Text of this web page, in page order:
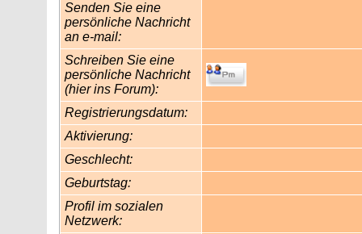
Senden Sie eine
persönliche Nachricht
an e-mail:
Schreiben Sie eine
persönliche Nachricht
(hier ins Forum):
Registrierungsdatum:
Aktivierung:
Geschlecht:
Geburtstag:
Profil im sozialen
Netzwerk: